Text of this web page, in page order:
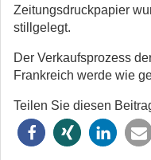
Zeitungsdruckpapier
stillgelegt.
Der Verkaufsprozess
Frankreich werde wie
Teilen Sie diesen